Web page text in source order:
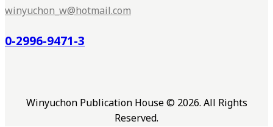
winyuchon_w@hotmail.com
0-2996-9471-3
Winyuchon Publication House © 2026. All Rights
Reserved.